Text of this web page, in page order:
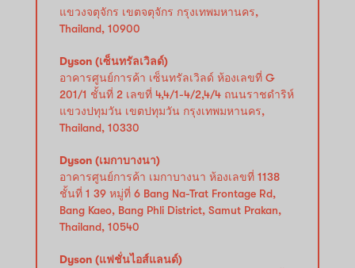
แขวงจตุจักร เขตจตุจักร กรุงเทพมหานคร,
Thailand, 10900
Dyson (เซ็นทรัลเวิลด์)
อาคารศูนย์การค้า เซ็นทรัลเวิลด์ ห้องเลขที่ G
201/1 ชั้นที่ 2 เลขที่ 4,4/1-4/2,4/4 ถนนราชดำริห์
แขวงปทุมวัน เขตปทุมวัน กรุงเทพมหานคร,
Thailand, 10330
Dyson (เมกาบางนา)
อาคารศูนย์การค้า เมกาบางนา ห้องเลขที่ 1138
ชั้นที่ 1 39 หมู่ที่ 6 Bang Na-Trat Frontage Rd,
Bang Kaeo, Bang Phli District, Samut Prakan,
Thailand, 10540
Dyson (แฟชั่นไอส์แลนด์)